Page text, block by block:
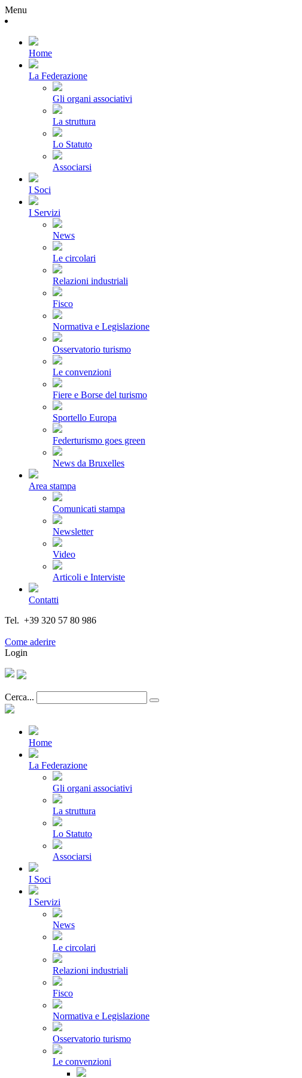
Menu
Home
La Federazione
Gli organi associativi
La struttura
Lo Statuto
Associarsi
I Soci
I Servizi
News
Le circolari
Relazioni industriali
Fisco
Normativa e Legislazione
Osservatorio turismo
Le convenzioni
Fiere e Borse del turismo
Sportello Europa
Federturismo goes green
News da Bruxelles
Area stampa
Comunicati stampa
Newsletter
Video
Articoli e Interviste
Contatti
Tel. +39 320 57 80 986
Come aderire
Login
Cerca...
Home
La Federazione
Gli organi associativi
La struttura
Lo Statuto
Associarsi
I Soci
I Servizi
News
Le circolari
Relazioni industriali
Fisco
Normativa e Legislazione
Osservatorio turismo
Le convenzioni